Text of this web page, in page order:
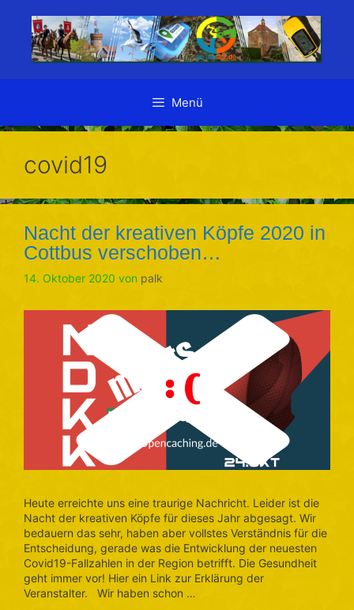
springen
Menü
covid19
Nacht der kreativen Köpfe 2020 in
Cottbus verschoben…
14. Oktober 2020 von palk
Heute erreichte uns eine traurige Nachricht. Leider ist die
Nacht der kreativen Köpfe für dieses Jahr abgesagt. Wir
bedauern das sehr, haben aber vollstes Verständnis für die
Entscheidung, gerade was die Entwicklung der neuesten
Covid19-Fallzahlen in der Region betrifft. Die Gesundheit
geht immer vor! Hier ein Link zur Erklärung der
Veranstalter. Wir haben schon …